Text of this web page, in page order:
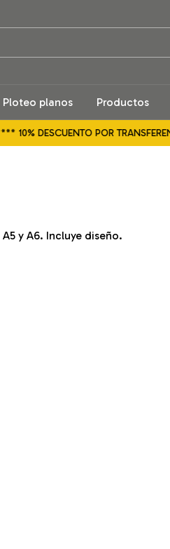
Ploteo planos Productos
10% DESCUENTO POR
y A6. Incluye diseño.